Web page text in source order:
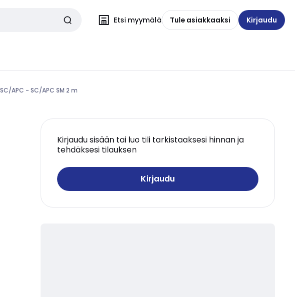
Etsi myymälä Tule asiakkaaksi Kirjaudu
APC - SC/APC SM 2 m
Kirjaudu sisään tai luo tili tarkistaaksesi hinnan ja
tehdäksesi tilauksen
Kirjaudu